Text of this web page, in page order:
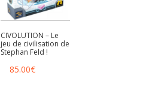
CIVOLUTION – Le
jeu de civilisation de
Stephan Feld !
85.00€